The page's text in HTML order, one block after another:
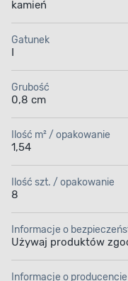
Zastosowanie
kamień
Gatunek
Grubość
0,8 cm
Ilość m² / opakowanie
1,54
Ilość szt. / opakowanie
8
Informacje o
Używaj produktów
Informacje o producencie